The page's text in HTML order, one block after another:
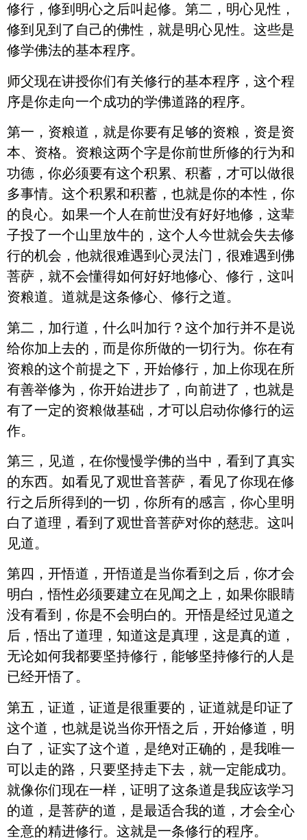
修行，修到明心之后叫起修。第二，明心见性，
修到见到了自己的佛性，就是明心见性。这些是
修学佛法的基本程序。
师父现在讲授你们有关修行的基本程序，这个程
序是你走向一个成功的学佛道路的程序。
第一，资粮道，就是你要有足够的资粮，资是资
本、资格。资粮这两个字是你前世所修的行为和
功德，你必须要有这个积累、积蓄，才可以做很
多事情。这个积累和积蓄，也就是你的本性，你
的良心。如果一个人在前世没有好好地修，这辈
子投了一个山里放牛的，这个人今世就会失去修
行的机会，他就很难遇到心灵法门，很难遇到佛
菩萨，就不会懂得如何好好地修心、修行，这叫
资粮道。道就是这条修心、修行之道。
第二，加行道，什么叫加行？这个加行并不是说
给你加上去的，而是你所做的一切行为。你在有
资粮的这个前提之下，开始修行，加上你现在所
有善举修为，你开始进步了，向前进了，也就是
有了一定的资粮做基础，才可以启动你修行的运
作。
第三，见道，在你慢慢学佛的当中，看到了真实
的东西。如看见了观世音菩萨，看见了你现在修
行之后所得到的一切，你所有的感言，你心里明
白了道理，看到了观世音菩萨对你的慈悲。这叫
见道。
第四，开悟道，开悟道是当你看到之后，你才会
明白，悟性必须要建立在见闻之上，如果你眼睛
没有看到，你是不会明白的。开悟是经过见道之
后，悟出了道理，知道这是真理，这是真的道，
无论如何我都要坚持修行，能够坚持修行的人是
已经开悟了。
第五，证道，证道是很重要的，证道就是印证了
这个道，也就是说当你开悟之后，开始修道，明
白了，证实了这个道，是绝对正确的，是我唯一
可以走的路，只要坚持走下去，就一定能成功。
就像你们现在一样，证明了这条道是我应该学习
的道，是菩萨的道，是最适合我的道，才会全心
全意的精进修行。这就是一条修行的程序。